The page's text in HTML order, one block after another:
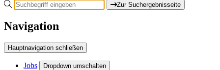
Zur Suchergebnisseite
Navigation
Hauptnavigation schließen
Jobs Dropdown umschalten